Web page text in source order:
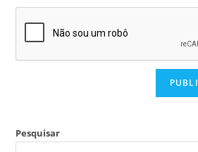
Pesquisar